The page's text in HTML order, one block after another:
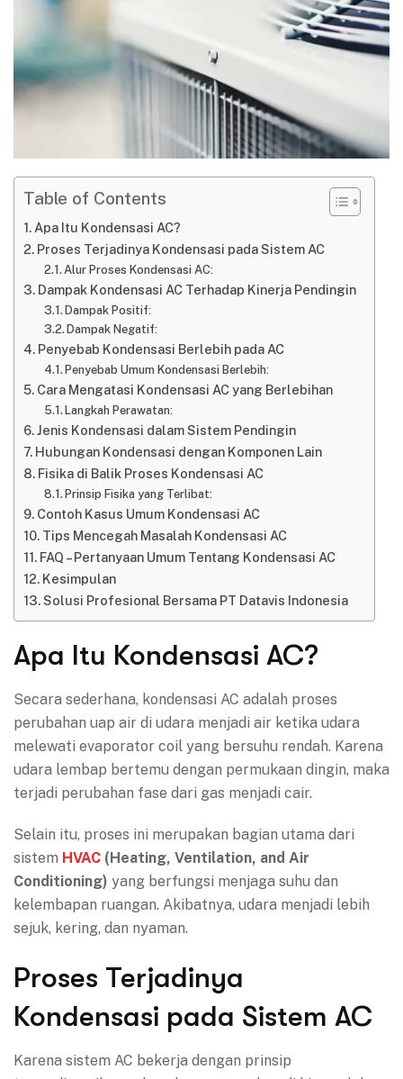
Table of Contents
Apa Itu Kondensasi AC?
Proses Terjadinya Kondensasi pada Sistem AC
Alur Proses Kondensasi AC:
Dampak Kondensasi AC Terhadap Kinerja Pendingin
Dampak Positif:
Dampak Negatif:
Penyebab Kondensasi Berlebih pada AC
Penyebab Umum Kondensasi Berlebih:
Cara Mengatasi Kondensasi AC yang Berlebihan
Langkah Perawatan:
Jenis Kondensasi dalam Sistem Pendingin
Hubungan Kondensasi dengan Komponen Lain
Fisika di Balik Proses Kondensasi AC
Prinsip Fisika yang Terlibat:
Contoh Kasus Umum Kondensasi AC
Tips Mencegah Masalah Kondensasi AC
FAQ – Pertanyaan Umum Tentang Kondensasi AC
Kesimpulan
Solusi Profesional Bersama PT Datavis Indonesia
Apa Itu Kondensasi AC?
Secara sederhana, kondensasi AC adalah proses
perubahan uap air di udara menjadi air ketika udara
melewati evaporator coil yang bersuhu rendah. Karena
udara lembap bertemu dengan permukaan dingin, maka
terjadi perubahan fase dari gas menjadi cair.
Selain itu, proses ini merupakan bagian utama dari
sistem HVAC (Heating, Ventilation, and Air
Conditioning) yang berfungsi menjaga suhu dan
kelembapan ruangan. Akibatnya, udara menjadi lebih
sejuk, kering, dan nyaman.
Proses Terjadinya
Kondensasi pada Sistem AC
Karena sistem AC bekerja dengan prinsip